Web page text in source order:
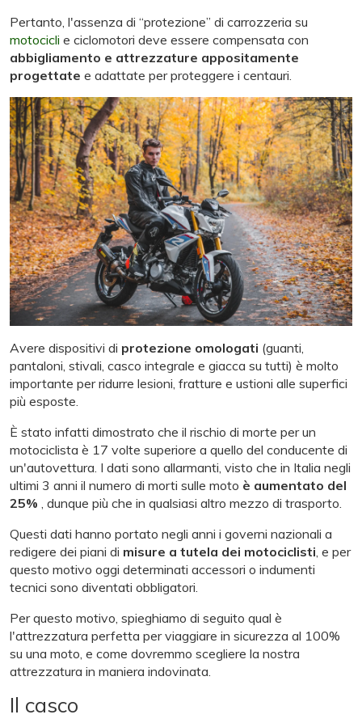
Pertanto, l'assenza di “protezione” di carrozzeria su
motocicli e ciclomotori deve essere compensata con
abbigliamento e attrezzature appositamente
progettate e adattate per proteggere i centauri.
Avere dispositivi di protezione omologati (guanti,
pantaloni, stivali, casco integrale e giacca su tutti) è molto
importante per ridurre lesioni, fratture e ustioni alle superfici
più esposte.
È stato infatti dimostrato che il rischio di morte per un
motociclista è 17 volte superiore a quello del conducente di
un'autovettura. I dati sono allarmanti, visto che in Italia negli
ultimi 3 anni il numero di morti sulle moto è aumentato del
25% , dunque più che in qualsiasi altro mezzo di trasporto.
Questi dati hanno portato negli anni i governi nazionali a
redigere dei piani di misure a tutela dei motociclisti , e per
questo motivo oggi determinati accessori o indumenti
tecnici sono diventati obbligatori.
Per questo motivo, spieghiamo di seguito qual è
l'attrezzatura perfetta per viaggiare in sicurezza al 100%
su una moto, e come dovremmo scegliere la nostra
attrezzatura in maniera indovinata.
Il casco